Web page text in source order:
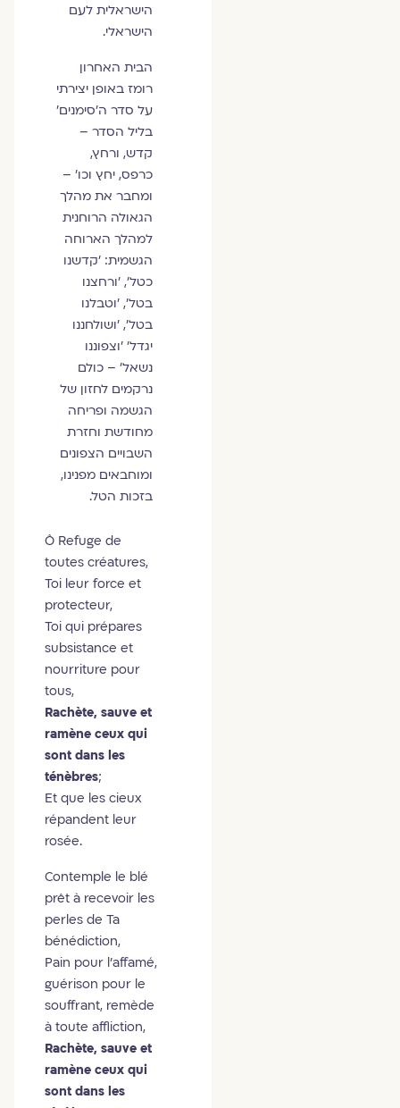
הישראלית לעם
הישראלי.
הבית האחרון
רומז באופן יצירתי
על סדר ה'סימנים'
בליל הסדר –
קדש, ורחץ,
כרפס, יחץ וכו’ –
ומחבר את מהלך
הגאולה הרוחנית
למהלך הארוחה
הגשמית: 'קדשנו
כטל', 'ורחצנו
בטל', 'וטבלנו
בטל', 'ושולחננו
יגדל' 'וצפוננו
נשאל' – כולם
נרקמים לחזון של
הגשמה ופריחה
מחודשת וחזרת
השבויים הצפונים
ומוחבאים מפנינו,
בזכות הטל.
Ô Refuge de
toutes créatures,
Toi leur force et
protecteur,
Toi qui prépares
subsistance et
nourriture pour
tous,
Rachète, sauve et
ramène ceux qui
sont dans les
ténèbres;
Et que les cieux
répandent leur
rosée.
Contemple le blé
prêt à recevoir les
perles de Ta
bénédiction,
Pain pour l'affamé,
guérison pour le
souffrant, remède
à toute affliction,
Rachète, sauve et
ramène ceux qui
sont dans les